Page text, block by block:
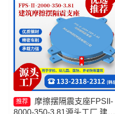
推荐
摩擦摆隔震支座FPSII-